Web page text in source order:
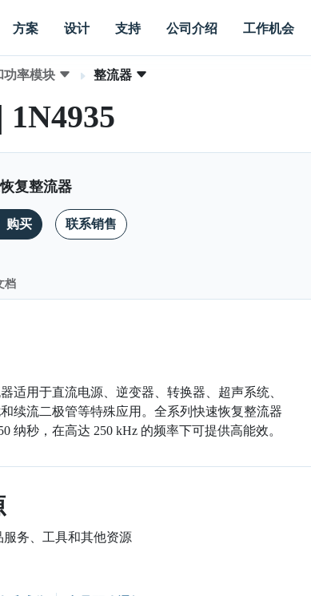
方案 设计 支持 公司介绍 工作机会
功率模块 整流器
复整流器
购买 联系销售
档
适用于直流电源、逆变器、转换器、超声系统、
续流二极管等特殊应用。全系列快速恢复整流器
纳秒，在高达 250 kHz 的频率下可提供高能效。
服务、工具和其他资源